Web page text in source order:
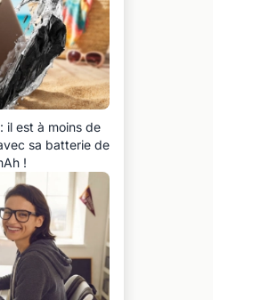
il est à moins de
sa batterie de
!